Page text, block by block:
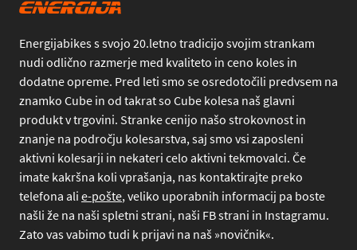
Energijabikes s svojo 20.letno tradicijo svojim strankam
nudi odlično razmerje med kvaliteto in ceno koles in
dodatne opreme. Pred leti smo se osredotočili predvsem na
znamko Cube in od takrat so Cube kolesa naš glavni
produkt v trgovini. Stranke cenijo našo strokovnost in
znanje na področju kolesarstva, saj smo vsi zaposleni
aktivni kolesarji in nekateri celo aktivni tekmovalci. Če
imate kakršna koli vprašanja, nas kontaktirajte preko
telefona ali e-pošte, veliko uporabnih informacij pa boste
našli že na naši spletni strani, naši FB strani in Instagramu.
Zato vas vabimo tudi k prijavi na naš »novičnik«.